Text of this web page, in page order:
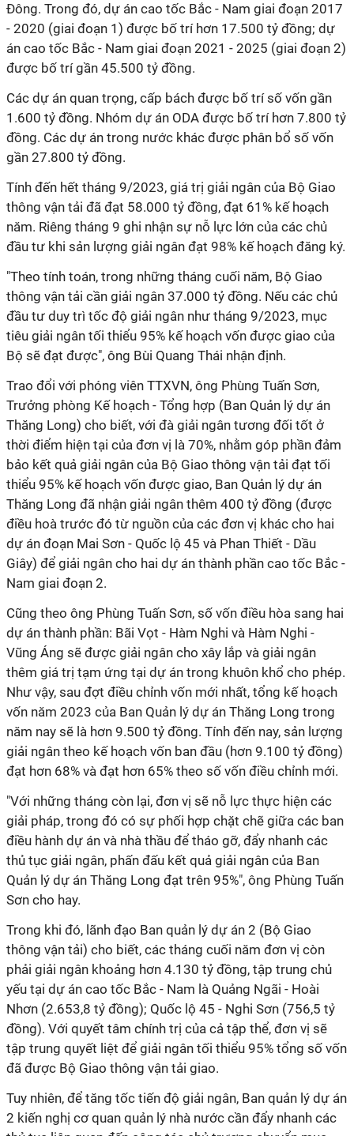
Đông. Trong đó, dự án cao tốc Bắc - Nam giai đoạn 2017
- 2020 (giai đoạn 1) được bố trí hơn 17.500 tỷ đồng; dự
án cao tốc Bắc - Nam giai đoạn 2021 - 2025 (giai đoạn 2)
được bố trí gần 45.500 tỷ đồng.
Các dự án quan trọng, cấp bách được bố trí số vốn gần
1.600 tỷ đồng. Nhóm dự án ODA được bố trí hơn 7.800 tỷ
đồng. Các dự án trong nước khác được phân bổ số vốn
gần 27.800 tỷ đồng.
Tính đến hết tháng 9/2023, giá trị giải ngân của Bộ Giao
thông vận tải đã đạt 58.000 tỷ đồng, đạt 61% kế hoạch
năm. Riêng tháng 9 ghi nhận sự nỗ lực lớn của các chủ
đầu tư khi sản lượng giải ngân đạt 98% kế hoạch đăng ký.
"Theo tính toán, trong những tháng cuối năm, Bộ Giao
thông vận tải cần giải ngân 37.000 tỷ đồng. Nếu các chủ
đầu tư duy trì tốc độ giải ngân như tháng 9/2023, mục
tiêu giải ngân tối thiểu 95% kế hoạch vốn được giao của
Bộ sẽ đạt được", ông Bùi Quang Thái nhận định.
Trao đổi với phóng viên TTXVN, ông Phùng Tuấn Sơn,
Trưởng phòng Kế hoạch - Tổng hợp (Ban Quản lý dự án
Thăng Long) cho biết, với đà giải ngân tương đối tốt ở
thời điểm hiện tại của đơn vị là 70%, nhằm góp phần đảm
bảo kết quả giải ngân của Bộ Giao thông vận tải đạt tối
thiểu 95% kế hoạch vốn được giao, Ban Quản lý dự án
Thăng Long đã nhận giải ngân thêm 400 tỷ đồng (được
điều hoà trước đó từ nguồn của các đơn vị khác cho hai
dự án đoạn Mai Sơn - Quốc lộ 45 và Phan Thiết - Dầu
Giây) để giải ngân cho hai dự án thành phần cao tốc Bắc -
Nam giai đoạn 2.
Cũng theo ông Phùng Tuấn Sơn, số vốn điều hòa sang hai
dự án thành phần: Bãi Vọt - Hàm Nghi và Hàm Nghi -
Vũng Áng sẽ được giải ngân cho xây lắp và giải ngân
thêm giá trị tạm ứng tại dự án trong khuôn khổ cho phép.
Như vậy, sau đợt điều chỉnh vốn mới nhất, tổng kế hoạch
vốn năm 2023 của Ban Quản lý dự án Thăng Long trong
năm nay sẽ là hơn 9.500 tỷ đồng. Tính đến nay, sản lượng
giải ngân theo kế hoạch vốn ban đầu (hơn 9.100 tỷ đồng)
đạt hơn 68% và đạt hơn 65% theo số vốn điều chỉnh mới.
"Với những tháng còn lại, đơn vị sẽ nỗ lực thực hiện các
giải pháp, trong đó có sự phối hợp chặt chẽ giữa các ban
điều hành dự án và nhà thầu để tháo gỡ, đẩy nhanh các
thủ tục giải ngân, phấn đấu kết quả giải ngân của Ban
Quản lý dự án Thăng Long đạt trên 95%", ông Phùng Tuấn
Sơn cho hay.
Trong khi đó, lãnh đạo Ban quản lý dự án 2 (Bộ Giao
thông vận tải) cho biết, các tháng cuối năm đơn vị còn
phải giải ngân khoảng hơn 4.130 tỷ đồng, tập trung chủ
yếu tại dự án cao tốc Bắc - Nam là Quảng Ngãi - Hoài
Nhơn (2.653,8 tỷ đồng); Quốc lộ 45 - Nghi Sơn (756,5 tỷ
đồng). Với quyết tâm chính trị của cả tập thể, đơn vị sẽ
tập trung quyết liệt để giải ngân tối thiểu 95% tổng số vốn
đã được Bộ Giao thông vận tải giao.
Tuy nhiên, để tăng tốc tiến độ giải ngân, Ban quản lý dự án
2 kiến nghị cơ quan quản lý nhà nước cần đẩy nhanh các